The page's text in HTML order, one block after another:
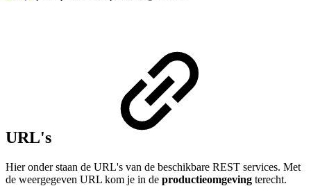
URL's
Hier onder staan de URL's van de beschikbare REST services. Met
de weergegeven URL kom je in de productieomgeving terecht.